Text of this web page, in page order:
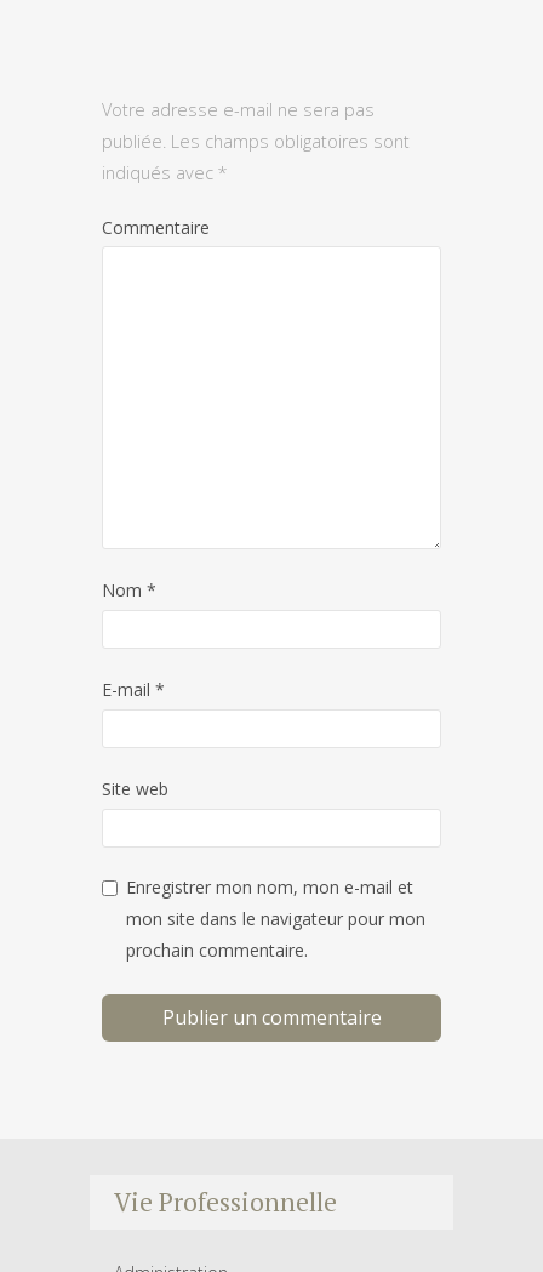
Votre adresse e-mail ne sera pas
publiée. Les champs obligatoires sont
indiqués avec *
Commentaire
Nom *
E-mail *
Site web
Enregistrer mon nom, mon e-mail et
mon site dans le navigateur pour mon
prochain commentaire.
Vie Professionnelle